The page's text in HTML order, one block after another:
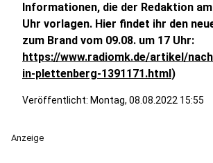
Informationen, die der Redaktion am
Uhr vorlagen. Hier findet ihr den
zum Brand vom 09.08. um 17 Uhr:
https://www.radiomk.de/artikel/
in-plettenberg-1391171.html)
Veröffentlicht: Montag, 08.08.2022 15:55
Anzeige